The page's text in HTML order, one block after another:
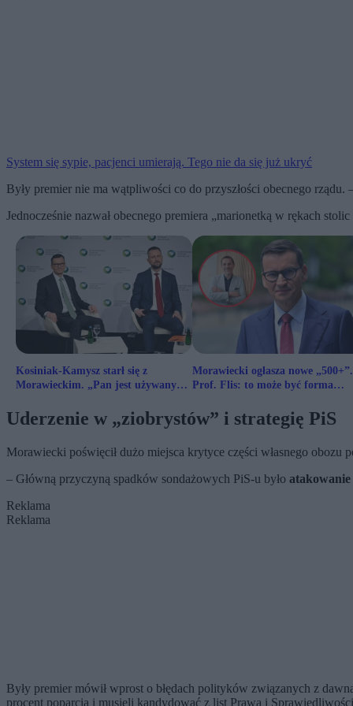
System się sypie, pacjenci umierają. Tego nie da się już ukryć
Były premier nie ma wątpliwości co do przyszłości obecnego
Jednocześnie nazwał obecnego premiera „marionetką w rękach
Kosiniak-Kamysz starł się z
Morawieckim. „Pan jest używany
Morawiecki ogłasza nowe „500+”.
Prof. Flis: to może być forma
Uderzenie w „ziobrystów” i strategię PiS
Morawiecki poświęcił dużo miejsca krytyce części własnego
– Główną przyczyną spadków sondażowych PiS-u było atakowanie
Reklama
Reklama
Były premier mówił wprost o błędach polityków związanych z
procent poparcia i musieli kandydować z list Prawa i